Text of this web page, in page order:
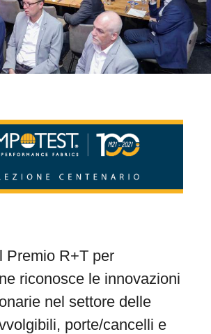
Premio R+T per
riconosce le innovazioni
nel settore delle
porte/cancelli e